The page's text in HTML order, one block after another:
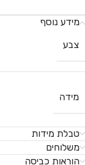
מידע נוסף
צבע
מידה
טבלת מידות
משלוחים
הוראות כביסה